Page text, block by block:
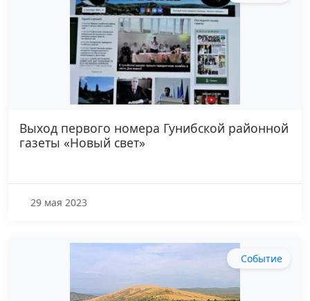
Выход первого номера Гунибской районной
газеты «Новый свет»
29 мая 2023
Событие